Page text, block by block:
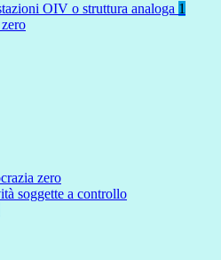
OIV o struttura analoga 1
zero
soggette a controllo